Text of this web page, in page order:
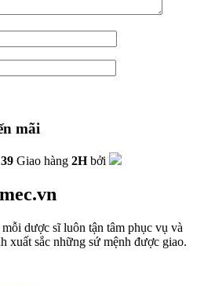
mãi
Giao hàng 2Hbởi
mỗi dược sĩ luôn tận tâm phục vụ và
xuất sắc những sứ mệnh được giao.